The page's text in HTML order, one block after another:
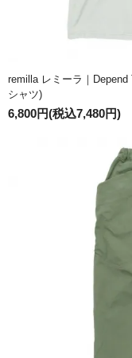
remilla レミーラ｜
シャツ)
6,800円(税込7,480円)